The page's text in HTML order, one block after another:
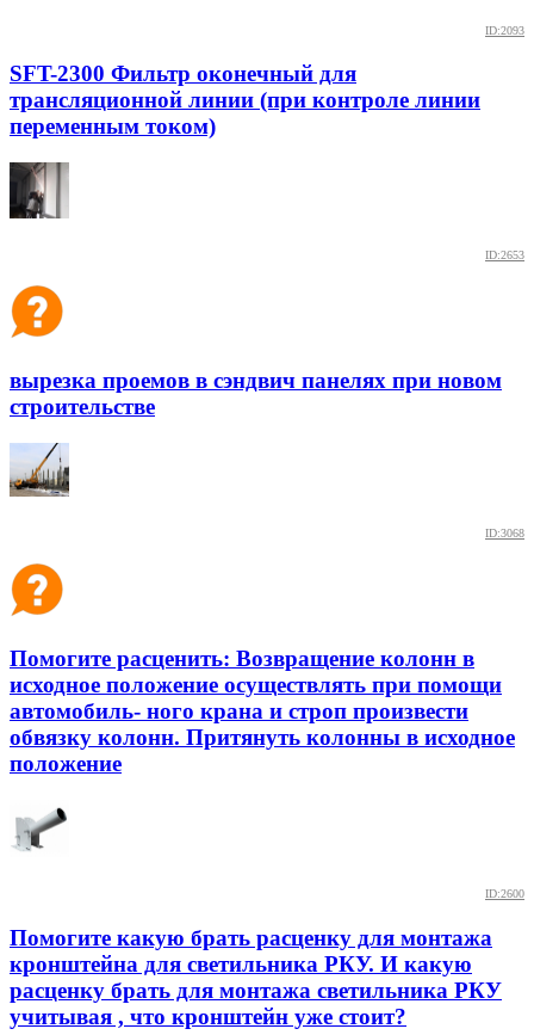
ID:2093
SFT-2300 Фильтр оконечный для
трансляционной линии (при контроле линии
переменным током)
ID:2653
вырезка проемов в сэндвич панелях при новом
строительстве
ID:3068
Помогите расценить: Возвращение колонн в
исходное положение осуществлять при помощи
автомобиль- ного крана и строп произвести
обвязку колонн. Притянуть колонны в исходное
положение
ID:2600
Помогите какую брать расценку для монтажа
кронштейна для светильника РКУ. И какую
расценку брать для монтажа светильника РКУ
учитывая , что кронштейн уже стоит?